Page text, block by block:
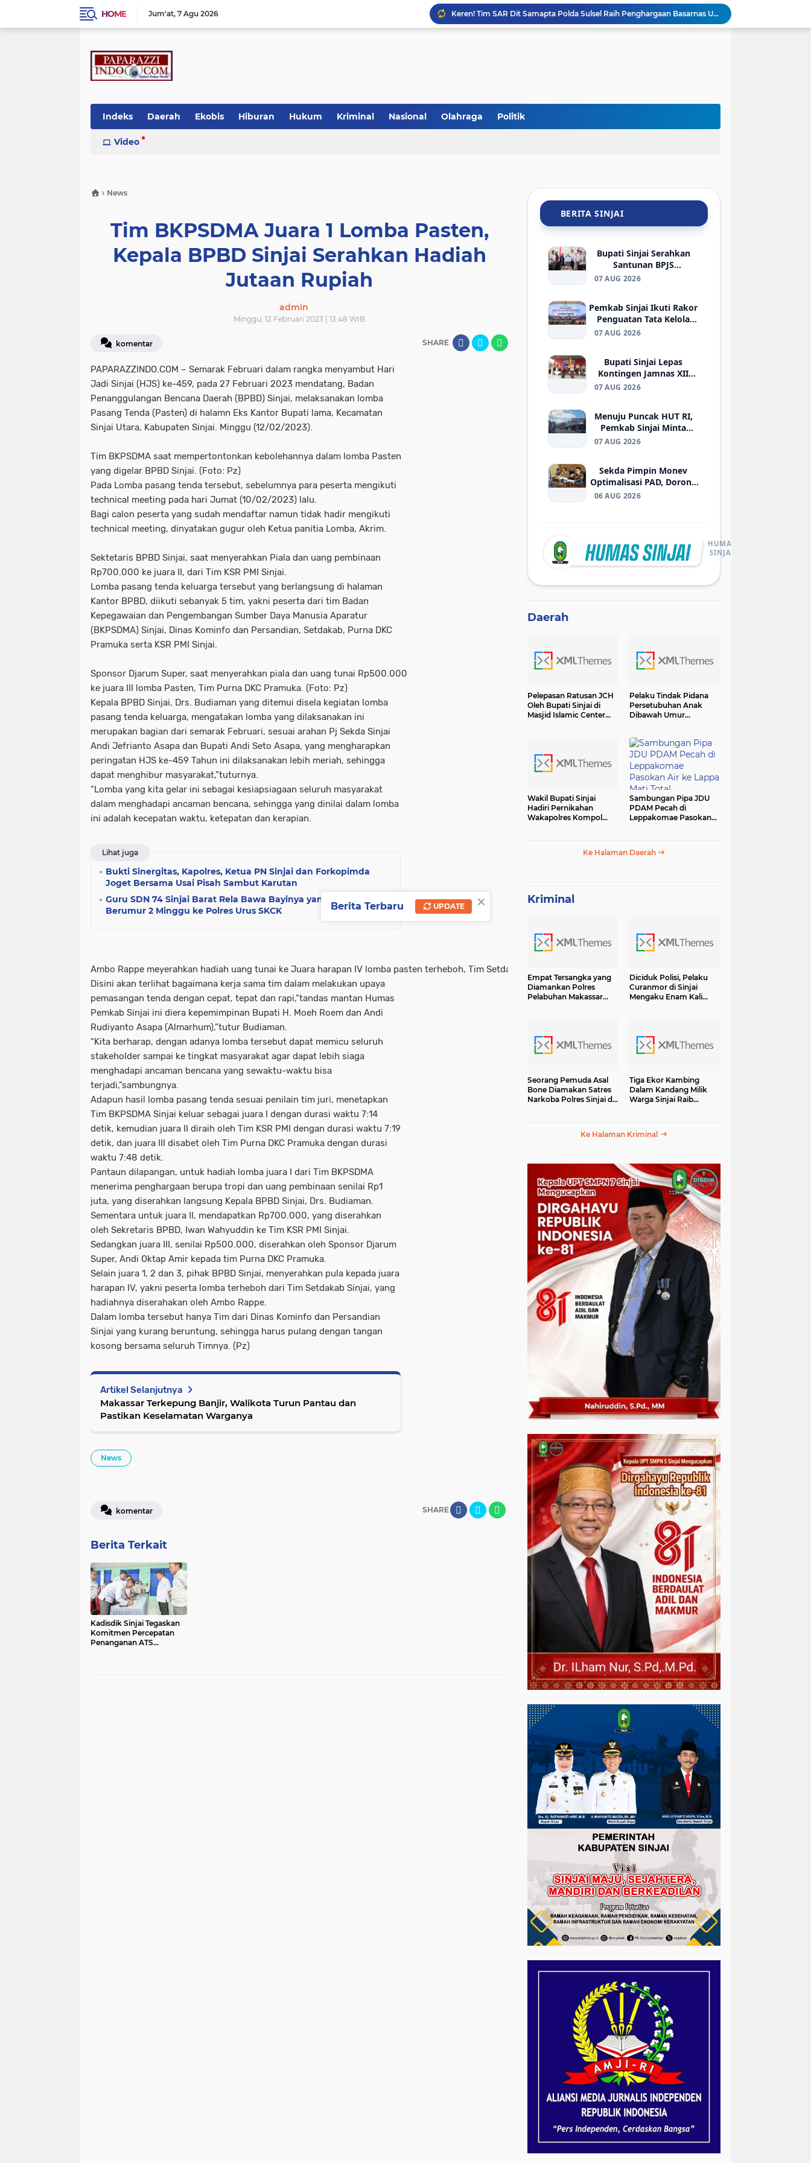
HOME Jum'at 7 Agu 2026
Keren! Tim SAR Dit Samapta Polda Sulsel Raih Penghargaan Basarnas Usai Misi ATR 42-500 di Bulu Saraung
Pemkab Sinjai Salurkan Bantuan ATENSI Kemensos untuk 36 Penyandang Disabilitas
Keren! Pelajar SMP Asal Sinjai Bakal Jadi Pembicara di Kantor Google Indonesia
Indeks Daerah Ekobis Hiburan Hukum Kriminal Nasional Olahraga Politik
Video
› News
Tim BKPSDMA Juara 1 Lomba Pasten,
Kepala BPBD Sinjai Serahkan Hadiah
Jutaan Rupiah
admin
Minggu, 12 Februari 2023 | 13:48 WIB
komentar SHARE
PAPARAZZINDO.COM – Semarak Februari dalam rangka menyambut Hari
Jadi Sinjai (HJS) ke-459, pada 27 Februari 2023 mendatang, Badan
Penanggulangan Bencana Daerah (BPBD) Sinjai, melaksanakan lomba
Pasang Tenda (Pasten) di halamn Eks Kantor Bupati lama, Kecamatan
Sinjai Utara, Kabupaten Sinjai. Minggu (12/02/2023).
Tim BKPSDMA saat mempertontonkan kebolehannya dalam lomba Pasten
yang digelar BPBD Sinjai. (Foto: Pz)
Pada Lomba pasang tenda tersebut, sebelumnya para peserta mengikuti
technical meeting pada hari Jumat (10/02/2023) lalu.
Bagi calon peserta yang sudah mendaftar namun tidak hadir mengikuti
technical meeting, dinyatakan gugur oleh Ketua panitia Lomba, Akrim.
Sektetaris BPBD Sinjai, saat menyerahkan Piala dan uang pembinaan
Rp700.000 ke juara II, dari Tim KSR PMI Sinjai.
Lomba pasang tenda keluarga tersebut yang berlangsung di halaman
Kantor BPBD, diikuti sebanyak 5 tim, yakni peserta dari tim Badan
Kepegawaian dan Pengembangan Sumber Daya Manusia Aparatur
(BKPSDMA) Sinjai, Dinas Kominfo dan Persandian, Setdakab, Purna DKC
Pramuka serta KSR PMI Sinjai.
Sponsor Djarum Super, saat menyerahkan piala dan uang tunai Rp500.000
ke juara III lomba Pasten, Tim Purna DKC Pramuka. (Foto: Pz)
Kepala BPBD Sinjai, Drs. Budiaman yang ditemui disela kegiatan lomba
pasang tenda keluarga, mengatakan lomba yang dilaksanakan ini
merupakan bagian dari semarak Februari, sesuai arahan Pj Sekda Sinjai
Andi Jefrianto Asapa dan Bupati Andi Seto Asapa, yang mengharapkan
peringatan HJS ke-459 Tahun ini dilaksanakan lebih meriah, sehingga
dapat menghibur masyarakat,”tuturnya.
“Lomba yang kita gelar ini sebagai kesiapsiagaan seluruh masyarakat
dalam menghadapi ancaman bencana, sehingga yang dinilai dalam lomba
ini adalah kecepatan waktu, ketepatan dan kerapian.
Lihat juga
Bukti Sinergitas, Kapolres, Ketua PN Sinjai dan Forkopimda
Joget Bersama Usai Pisah Sambut Karutan
Guru SDN 74 Sinjai Barat Rela Bawa Bayinya yang Masih
Berumur 2 Minggu ke Polres Urus SKCK
Ambo Rappe meyerahkan hadiah uang tunai ke Juara harapan IV lomba pasten terheboh, Tim Setdakab Sinjai. (Foto: Pz)
Disini akan terlihat bagaimana kerja sama tim dalam melakukan upaya
pemasangan tenda dengan cepat, tepat dan rapi,”tandas mantan Humas
Pemkab Sinjai ini diera kepemimpinan Bupati H. Moeh Roem dan Andi
Rudiyanto Asapa (Almarhum),”tutur Budiaman.
“Kita berharap, dengan adanya lomba tersebut dapat memicu seluruh
stakeholder sampai ke tingkat masyarakat agar dapat lebih siaga
menghadapi ancaman bencana yang sewaktu-waktu bisa
terjadi,”sambungnya.
Adapun hasil lomba pasang tenda sesuai penilain tim juri, menetapkan
Tim BKPSDMA Sinjai keluar sebagai juara I dengan durasi waktu 7:14
detik, kemudian juara II diraih oleh Tim KSR PMI dengan durasi waktu 7:19
detik, dan juara III disabet oleh Tim Purna DKC Pramuka dengan durasi
waktu 7:48 detik.
Pantaun dilapangan, untuk hadiah lomba juara I dari Tim BKPSDMA
menerima penghargaan berupa tropi dan uang pembinaan senilai Rp1
juta, yang diserahkan langsung Kepala BPBD Sinjai, Drs. Budiaman.
Sementara untuk juara II, mendapatkan Rp700.000, yang diserahkan
oleh Sekretaris BPBD, Iwan Wahyuddin ke Tim KSR PMI Sinjai.
Sedangkan juara III, senilai Rp500.000, diserahkan oleh Sponsor Djarum
Super, Andi Oktap Amir kepada tim Purna DKC Pramuka.
Selain juara 1, 2 dan 3, pihak BPBD Sinjai, menyerahkan pula kepada juara
harapan IV, yakni peserta lomba terheboh dari Tim Setdakab Sinjai, yang
hadiahnya diserahakan oleh Ambo Rappe.
Dalam lomba tersebut hanya Tim dari Dinas Kominfo dan Persandian
Sinjai yang kurang beruntung, sehingga harus pulang dengan tangan
kosong bersama seluruh Timnya. (Pz)
Artikel Selanjutnya
Makassar Terkepung Banjir, Walikota Turun Pantau dan
Pastikan Keselamatan Warganya
News
SHARE
komentar
Berita Terkait
Kadisdik Sinjai Tegaskan
Komitmen Percepatan
Penanganan ATS
BERITA SINJAI
Bupati Sinjai Serahkan
Santunan BPJS
Ketenagakerjaan kepada
Morowali
07 AUG 2026
Pemkab Sinjai Ikuti Rakor
Penguatan Tata Kelola
BUMD Air Minum di
07 AUG 2026
Bupati Sinjai Lepas
Kontingen Jamnas XII
2026, Pesan Jaga
07 AUG 2026
Menuju Puncak HUT RI,
Pemkab Sinjai Minta
Warga yang Belum Pasang
07 AUG 2026
Sekda Pimpin Monev
Optimalisasi PAD, Dorong
Penguatan Strategi
06 AUG 2026
HUMAS
SINJAI
Daerah
Pelepasan Ratusan JCH
Oleh Bupati Sinjai di
Masjid Islamic Center
Pelaku Tindak Pidana
Persetubuhan Anak
Dibawah Umur
Wakil Bupati Sinjai
Hadiri Pernikahan
Wakapolres Kompol
Sambungan Pipa JDU
PDAM Pecah di
Leppakomae Pasokan
Ke Halaman Daerah
Kriminal
Empat Tersangka yang
Diamankan Polres
Pelabuhan Makassar
Diciduk Polisi, Pelaku
Curanmor di Sinjai
Mengaku Enam Kali
Seorang Pemuda Asal
Bone Diamakan Satres
Narkoba Polres Sinjai di
Tiga Ekor Kambing
Dalam Kandang Milik
Warga Sinjai Raib
Ke Halaman Kriminal
×
Berita Terbaru UPDATE